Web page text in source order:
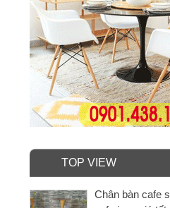
TOP VIEW
Chân bàn cafe